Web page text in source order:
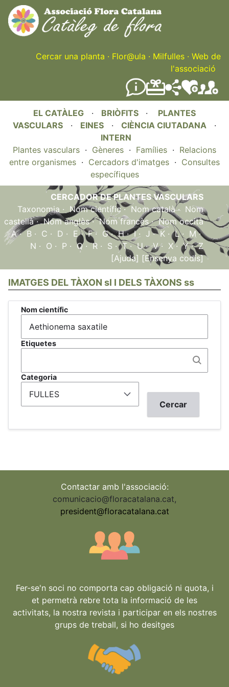
Skip
to
main
content
Cercar una planta · Flor@ula · Milfulles · Web de
l'associació
EL CATÀLEG · BRIÒFITS · PLANTES
VASCULARS · EINES · CIÈNCIA CIUTADANA ·
INTERN
Plantes vasculars · Gèneres · Famílies · Relacions
entre organismes · Cercadors d'imatges · Consultes
específiques
CERCADOR DE PLANTES VASCULARS
Taxonomia · Nom científic·Nom català· Nom
castellà·Nom anglès·Nom francès·Nom occità
A·B · C · D · E·F· G·H·I· J ·K ·L· M·
N · O · P · Q·R · S ·T ·U·V· X·Y·Z
[Ajuda] [Ensenya codis]
IMATGES DEL TÀXON sl I DELS TÀXONS ss
Nom científic
Etiquetes
Categoria
Contactar amb l'associació:
comunicacio@floracatalana.cat,
president@floracatalana.cat
Fer-se'n soci no comporta cap obligació ni quota, i
et permetrà rebre tota la informació de les
activitats, la nostra revista i participar en els nostres
grups de treball, si ho desitges